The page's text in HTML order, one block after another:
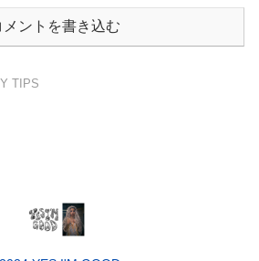
メントを書き込む
TIPS